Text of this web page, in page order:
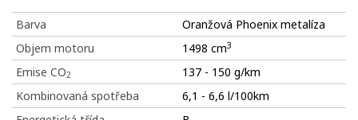
Barva
Oranžová Phoenix metalíza
Objem motoru
1498 cm3
Emise CO2
137 - 150 g/km
Kombinovaná spotřeba
6,1 - 6,6 l/100km